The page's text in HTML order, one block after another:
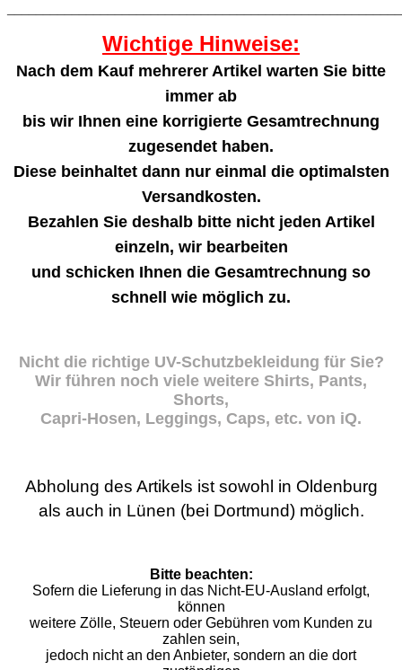
Wichtige Hinweise:
Nach dem Kauf mehrerer Artikel warten Sie bitte
immer ab
bis wir Ihnen eine korrigierte Gesamtrechnung
zugesendet haben.
Diese beinhaltet dann nur einmal die optimalsten
Versandkosten.
Bezahlen Sie deshalb bitte nicht jeden Artikel
einzeln, wir bearbeiten
und schicken Ihnen die Gesamtrechnung so
schnell wie möglich zu.
Nicht die richtige UV-Schutzbekleidung für Sie?
Wir führen noch viele weitere Shirts, Pants,
Shorts,
Capri-Hosen, Leggings, Caps, etc. von iQ.
Abholung des Artikels ist sowohl in Oldenburg
als auch in Lünen (bei Dortmund) möglich.
Bitte beachten:
Sofern die Lieferung in das Nicht-EU-Ausland erfolgt,
können
weitere Zölle, Steuern oder Gebühren vom Kunden zu
zahlen sein,
jedoch nicht an den Anbieter, sondern an die dort